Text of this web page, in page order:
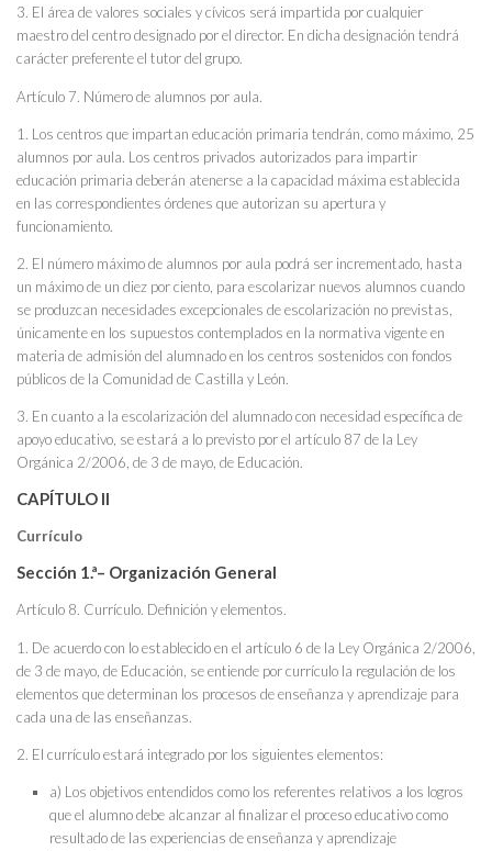
3. El área de valores sociales y cívicos será impartida por cualquier
maestro del centro designado por el director. En dicha designación tendrá
carácter preferente el tutor del grupo.
Artículo 7. Número de alumnos por aula.
1. Los centros que impartan educación primaria tendrán, como máximo, 25
alumnos por aula. Los centros privados autorizados para impartir
educación primaria deberán atenerse a la capacidad máxima establecida
en las correspondientes órdenes que autorizan su apertura y
funcionamiento.
2. El número máximo de alumnos por aula podrá ser incrementado, hasta
un máximo de un diez por ciento, para escolarizar nuevos alumnos cuando
se produzcan necesidades excepcionales de escolarización no previstas,
únicamente en los supuestos contemplados en la normativa vigente en
materia de admisión del alumnado en los centros sostenidos con fondos
públicos de la Comunidad de Castilla y León.
3. En cuanto a la escolarización del alumnado con necesidad específica de
apoyo educativo, se estará a lo previsto por el artículo 87 de la Ley
Orgánica 2/2006, de 3 de mayo, de Educación.
CAPÍTULO II
Currículo
Sección 1.ª– Organización General
Artículo 8. Currículo. Definición y elementos.
1. De acuerdo con lo establecido en el artículo 6 de la Ley Orgánica 2/2006,
de 3 de mayo, de Educación, se entiende por currículo la regulación de los
elementos que determinan los procesos de enseñanza y aprendizaje para
cada una de las enseñanzas.
2. El currículo estará integrado por los siguientes elementos:
a) Los objetivos entendidos como los referentes relativos a los logros
que el alumno debe alcanzar al finalizar el proceso educativo como
resultado de las experiencias de enseñanza y aprendizaje